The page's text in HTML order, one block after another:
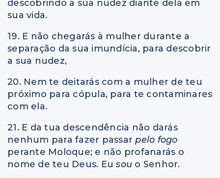
descobrindo a sua nudez diante dela em
sua vida.
19. E não chegarás à mulher durante a
separação da sua imundícia, para descobrir
a sua nudez,
20. Nem te deitarás com a mulher de teu
próximo para cópula, para te contaminares
com ela.
21. E da tua descendência não darás
nenhum para fazer passarpelo fogo
perante Moloque; e não profanarás o
nome de teu Deus. Eusou o Senhor.